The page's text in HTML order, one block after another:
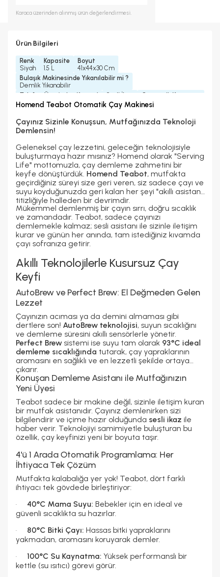
Karaca üzerinden alınmış ürün değerlendirmesi.
Ürün Bilgileri
Renk
Siyah
Kapasite
1.5 L
Boyut
41x44x30 Cm
Bulaşık Makinesinde Yıkanılabilir mi ?
Demlik Yıkanabilir
Telefon Üzerinden Kontrol
Yok
Sesli İkaz
Var
Otomatik Kapanma
Var
Var
Evet
2 Yıl
Güç
Bardak/ Fincan Kapasitesi
25-30 Çay Bardağı
Konuşma Özelliği
Var
Alt Hazne Malzemesi
Paslanmaz Çelik
Filtre/Süzgeç Malzemesi
Paslanmaz Çelik
Otomatik Su Alma
Var
Sıcaklık Ayarı
Kablo Uzunluğu
Gövde Malzemesi
Inox
Model Özellik
Otomatik Su Alımı
Demlik Kapasitesi
1 Lt
Homend Teabot Otomatik Çay Makinesi
Çayınız Sizinle Konuşsun, Mutfağınızda Teknoloji
Demlensin!
Geleneksel çay lezzetini, geleceğin teknolojisiyle
buluşturmaya hazır mısınız? Homend olarak "Serving
Life" mottomuzla, çay demleme zahmetini bir
keyfe dönüştürdük. Homend Teabot, mutfakta
geçirdiğiniz süreyi size geri veren, siz sadece çayı ve
suyu koyduğunuzda geri kalan her şeyi "akıllı asistan"
titizliğiyle halleden bir devrimdir.
Mükemmel demlenmiş bir çayın sırrı, doğru sıcaklık
ve zamandadır. Teabot, sadece çayınızı
demlemekle kalmaz; sesli asistanı ile sizinle iletişim
kurar ve günün her anında, tam istediğiniz kıvamda
çayı sofranıza getirir.
Akıllı Teknolojilerle Kusursuz Çay
Keyfi
AutoBrew ve Perfect Brew: El Değmeden Gelen
Lezzet
Çayınızın acıması ya da demini almaması gibi
dertlere son!
AutoBrew teknolojisi, suyun sıcaklığını
ve demleme süresini akıllı sensörlerle yönetir.
Perfect Brew sistemi ise suyu tam olarak 93°C ideal
demleme sıcaklığında tutarak, çay yapraklarının
aromasını en sağlıklı ve en lezzetli şekilde ortaya
çıkarır.
Konuşan Demleme Asistanı ile Mutfağınızın
Yeni Üyesi
Teabot sadece bir makine değil, sizinle iletişim kuran
bir mutfak asistanıdır. Çayınız demlenirken sizi
bilgilendirir ve içime hazır olduğunda
sesli ikaz ile
haber verir. Teknolojiyi samimiyetle buluşturan bu
özellik, çay keyfinizi yeni bir boyuta taşır.
4'ü 1 Arada Otomatik Programlama: Her
İhtiyaca Tek Çözüm
Mutfakta kalabalığa yer yok! Teabot, dört farklı
ihtiyacı tek gövdede birleştiriyor:
· 40°C Mama Suyu: Bebekler için en ideal ve
güvenli sıcaklıkta su hazırlar.
· 80°C Bitki Çayı: Hassas bitki yapraklarını
yakmadan, aromasını koruyarak demler.
· 100°C Su Kaynatma: Yüksek performanslı bir
kettle (su ısıtıcı) görevi görür.